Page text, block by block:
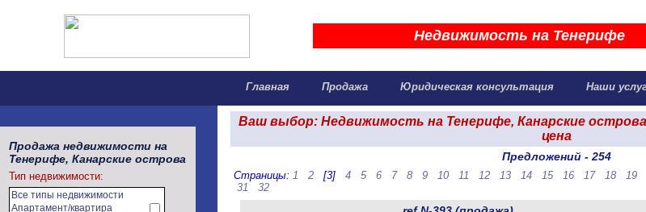
Недвижимость на Тенерифе
Главная Продажа Юридическая консультация Наши
Продажа недвижимости на
Тенерифе, Канарские острова
Тип недвижимости:
Все типы недвижимости
Апартамент/квартира
Ваш выбор: Недвижимость на Тенерифе, Канарские
цена
Предложений - 254
Страницы: 1 2[3] 4 5 6 7 8 9 10 11 12 13 14 15 16 17 18 19
31
32